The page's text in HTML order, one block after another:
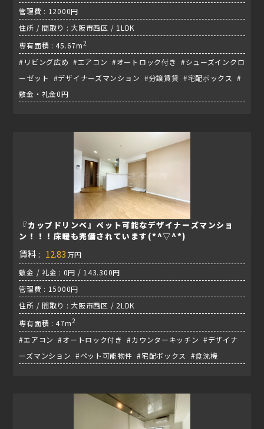
管理費 : 12000円
住所 / 間取り : 大阪市西区 / 1LDK
専有面積 : 45.67m2
#リビング広め #エアコン #オートロック付き #シューズインクロ
ーゼット #デザイナーズマンション #分譲賃貸 #宅配ボックス #
敷金・礼金0円
『カップドリンベ』ペット可能なデザイナーズマンショ
ン！！！床暖も完備されています(*^▽^*)
賃料 : 12.83 万円
敷金 / 礼金 : 0円 / 143.300円
管理費 : 15000円
住所 / 間取り : 大阪市西区 / 2LDK
専有面積 : 47m2
#エアコン #オートロック付き #カウンターキッチン #デザイナ
ーズマンション #ペット可能物件 #宅配ボックス #食洗機